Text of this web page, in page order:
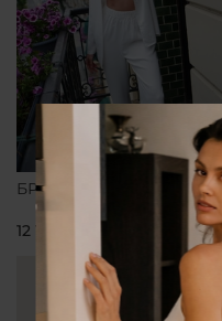
БРЮКИ ПРЯМЫЕ БЕЛЫЕ
12 150 ₽